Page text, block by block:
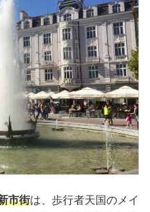
市街は、歩行者天国のメイ